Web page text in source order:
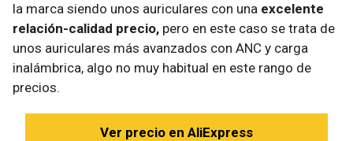
la marca siendo unos auriculares con una excelente
relación-calidad precio, pero en este caso se trata de
unos auriculares más avanzados con ANC y carga
inalámbrica, algo no muy habitual en este rango de
precios.
Ver precio en AliExpress